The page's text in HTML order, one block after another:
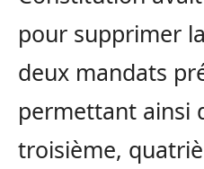
pour supprimer
deux mandats
permettant ainsi
troisième,